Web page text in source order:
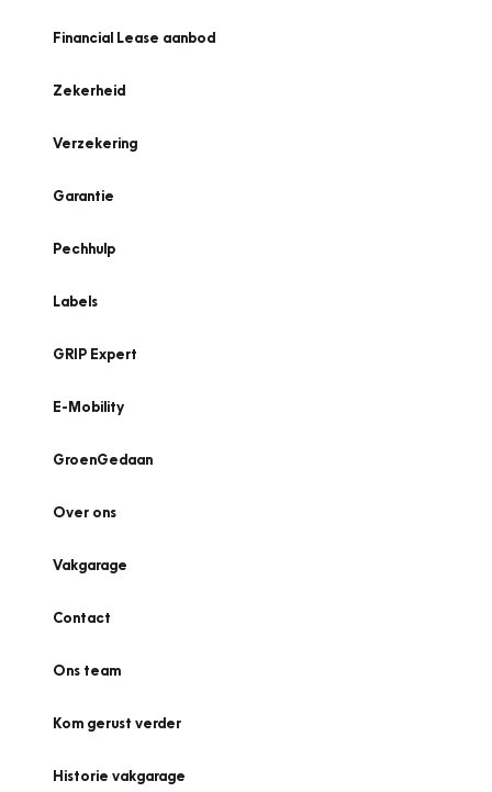
Financial Lease aanbod
Zekerheid
Verzekering
Garantie
Pechhulp
Labels
GRIP Expert
E-Mobility
GroenGedaan
Over ons
Vakgarage
Contact
Ons team
Kom gerust verder
Historie vakgarage